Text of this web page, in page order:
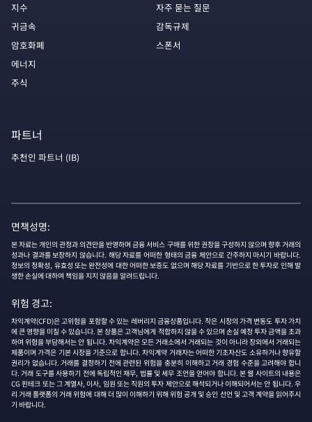
지수
귀금속
암호화폐
에너지
주식
자주 묻는 질문
감독규제
스폰서
파트너
추천인 파트너 (IB)
면책성명:
본 자료는 개인의 관정과 의견만을 반영하며 금융 서비스 구매를 위한 권장을 구성하지 않으며 향후 거래의
성과나 결과를 보장하지 않습니다. 해당 자료를 어떠한 형태의 금융 제안으로 간주하지 마시기 바랍니다.
정보의 정확성, 유효성 또는 완전성에 대한 어떠한 보증도 없으며 해당 자료를 기반으로 한 투자로 인해 발
생한 손실에 대하여 책임을 지지 않음을 알려드립니다.
위험 경고:
차익계약(CFD)은 고위험을 포함할 수 있는 레버리지 금융상품입니다. 작은 시장의 가격 변동도 투자 가치
에 큰 영향을 미칠 수 있습니다. 본 상품은 고객님에게 적합하지 않을 수 있으며 손실 예정 투자 금액을 초과
하여 위험을 부담해서는 안 됩니다. 차익계약은 모든 거래소에서 거래되는 것이 아니라 장외에서 거래되는
제품이며 가격은 기본 시장을 기준으로 합니다. 차익계약 거래자는 어떠한 기초자산도 소유하거나 향유할
권리가 없습니다. 거래를 결정하기 전에 관련된 위험을 충분히 이해하고 거래 경험 수준을 고려해야 합니
다. 거래 도구를 사용하기 전에 독립적인 재무, 법률 및 세무 조언을 얻어야 합니다. 본 웹 사이트의 내용은
CG 핀테크 또는 그 계열사, 이사, 임원 또는 직원의 투자 제안으로 해석되거나 이해되어서는 안 됩니다. 우
리 거래 플랫폼의 거래 위험에 대해 더 많이 이해하기 위해 위험 공개 및 승인 선언 및 고객 계약을 읽어주시
기 바랍니다.